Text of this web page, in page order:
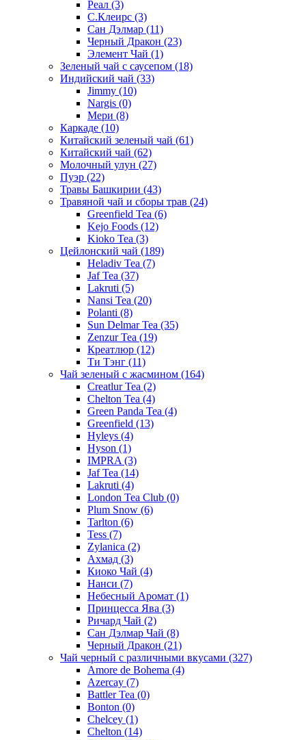
Реал (3)
С.Клеирс (3)
Сан Дэлмар (11)
Черный Дракон (23)
Элемент Чай (1)
Зеленый чай с саусепом (18)
Индийский чай (33)
Jimmy (10)
Nargis (0)
Мери (8)
Каркаде (10)
Китайский зеленый чай (61)
Китайский чай (62)
Молочный улун (27)
Пуэр (22)
Травы Башкирии (43)
Травяной чай и сборы трав (24)
Greenfield Tea (6)
Kejo Foods (12)
Kioko Tea (3)
Цейлонский чай (189)
Heladiv Tea (7)
Jaf Tea (37)
Lakruti (5)
Nansi Tea (20)
Polanti (8)
Sun Delmar Tea (35)
Zenzur Tea (19)
Креатлюр (12)
Ти Тэнг (11)
Чай зеленый с жасмином (164)
Creatlur Tea (2)
Chelton Tea (4)
Green Panda Tea (4)
Greenfield (13)
Hyleys (4)
Hyson (1)
IMPRA (3)
Jaf Tea (14)
Lakruti (4)
London Tea Club (0)
Plum Snow (6)
Tarlton (6)
Tess (7)
Zylanica (2)
Ахмад (3)
Киоко Чай (4)
Нанси (7)
Небесный Аромат (1)
Принцесса Ява (3)
Ричард Чай (2)
Сан Дэлмар Чай (8)
Черный Дракон (21)
Чай черный с различными вкусами (327)
Amore de Bohema (4)
Azercay (7)
Battler Tea (0)
Bonton (0)
Chelcey (1)
Chelton (14)